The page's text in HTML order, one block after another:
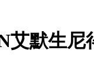
艾默生